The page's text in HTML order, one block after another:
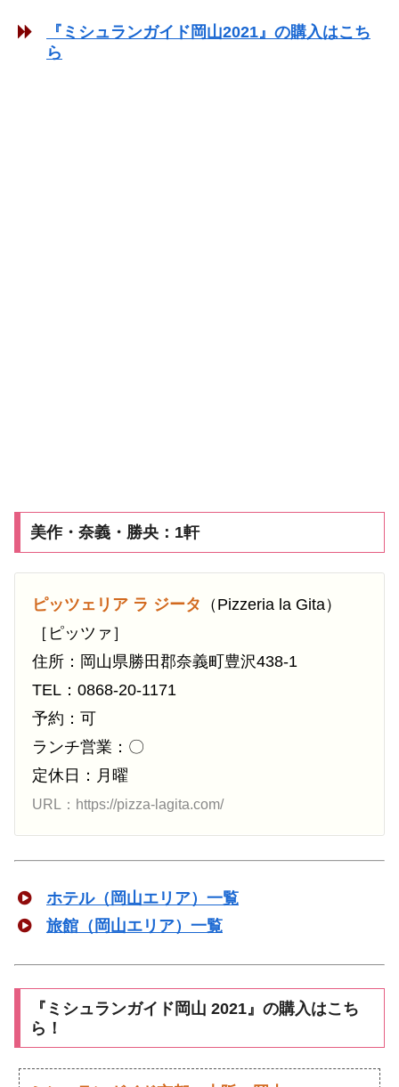
『ミシュランガイド岡山2021』の購入はこち
ら
美作・奈義・勝央：1軒
ピッツェリア ラ ジータ （Pizzeria la Gita）
［ピッツァ］
住所：岡山県勝田郡奈義町豊沢438-1
TEL：0868-20-1171
予約：可
ランチ営業：〇
定休日：月曜
URL：https://pizza-lagita.com/
ホテル（岡山エリア）一覧
旅館（岡山エリア）一覧
『ミシュランガイド岡山 2021』の購入はこち
ら！